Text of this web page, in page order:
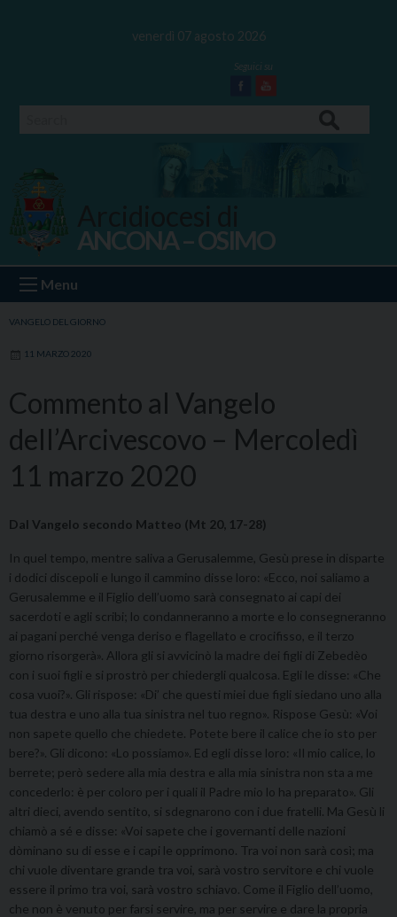
venerdì 07 agosto 2026
Facebook
Youtube
Ancona Osimo
ANCONA – OSIMO
Menu
VANGELO DEL GIORNO
11 MARZO 2020
Commento al Vangelo
dell’Arcivescovo – Mercoledì
11 marzo 2020
Dal Vangelo secondo Matteo (Mt 20, 17-28)
In quel tempo, mentre saliva a Gerusalemme, Gesù prese in disparte
i dodici discepoli e lungo il cammino disse loro: «Ecco, noi saliamo a
Gerusalemme e il Figlio dell’uomo sarà consegnato ai capi dei
sacerdoti e agli scribi; lo condanneranno a morte e lo consegneranno
ai pagani perché venga deriso e flagellato e crocifisso, e il terzo
giorno risorgerà». Allora gli si avvicinò la madre dei figli di Zebedèo
con i suoi figli e si prostrò per chiedergli qualcosa. Egli le disse: «Che
cosa vuoi?». Gli rispose: «Di’ che questi miei due figli siedano uno alla
tua destra e uno alla tua sinistra nel tuo regno». Rispose Gesù: «Voi
non sapete quello che chiedete. Potete bere il calice che io sto per
bere?». Gli dicono: «Lo possiamo». Ed egli disse loro: «Il mio calice, lo
berrete; però sedere alla mia destra e alla mia sinistra non sta a me
concederlo: è per coloro per i quali il Padre mio lo ha preparato». Gli
altri dieci, avendo sentito, si sdegnarono con i due fratelli. Ma Gesù li
chiamò a sé e disse: «Voi sapete che i governanti delle nazioni
dòminano su di esse e i capi le opprimono. Tra voi non sarà così; ma
chi vuole diventare grande tra voi, sarà vostro servitore e chi vuole
essere il primo tra voi, sarà vostro schiavo. Come il Figlio dell’uomo,
che non è venuto per farsi servire, ma per servire e dare la propria